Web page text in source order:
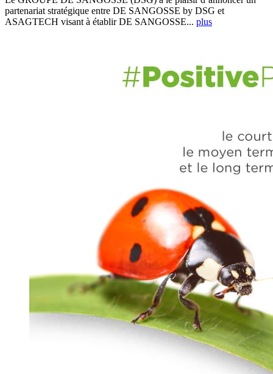
partenariat stratégique entre DE SANGOSSE by DSG et
ASAGTECH visant à établir DE SANGOSSE... plus